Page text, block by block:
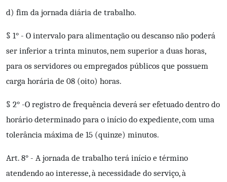
d) fim da jornada diária de trabalho.
§ 1° - O intervalo para alimentação ou descanso não poderá
ser inferior a trinta minutos, nem superior a duas horas,
para os servidores ou empregados públicos que possuem
carga horária de 08 (oito) horas.
§ 2° -O registro de frequência deverá ser efetuado dentro do
horário determinado para o início do expediente, com uma
tolerância máxima de 15 (quinze) minutos.
Art. 8° - A jornada de trabalho terá início e término
atendendo ao interesse, à necessidade do serviço, à